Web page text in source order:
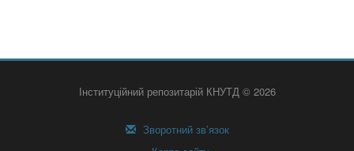
Інституційний репозитарій КНУТД © 2026
Зворотний зв’язок